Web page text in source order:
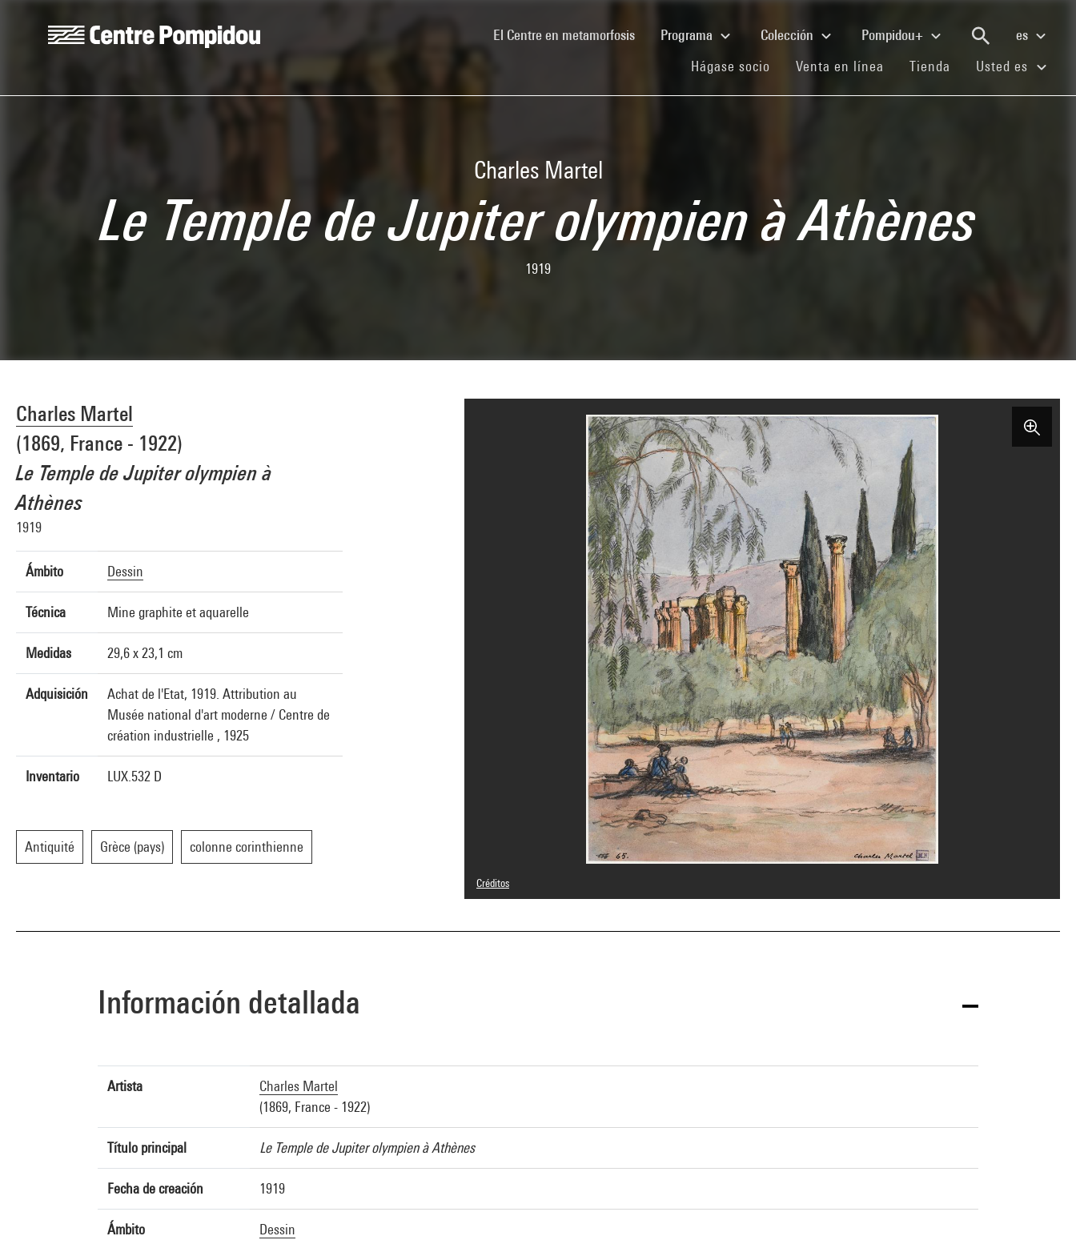
El Centre en metamorfosis(current)Programa Colección Pompidou+
es
Hágase socio (current)
Venta en línea (current)
Tienda (current)
Usted es
Charles Martel
Le Temple de Jupiter olympien à Athènes
1919
Charles Martel
(1869, France - 1922)
Le Temple de Jupiter olympien à
Athènes
1919
Ámbito Dessin
Técnica Mine graphite et aquarelle
Medidas 29,6 x 23,1 cm
Adquisición
Achat de l'Etat, 1919. Attribution au
Musée national d'art moderne / Centre de
création industrielle , 1925
Inventario LUX.532 D
Antiquité Grèce (pays) colonne corinthienne
Créditos
Domaine public
Referencia de la imagen : 4N68650
Información detallada
Artista
Charles Martel
(1869, France - 1922)
Título principal Le Temple de Jupiter olympien à Athènes
Fecha de creación 1919
Ámbito Dessin